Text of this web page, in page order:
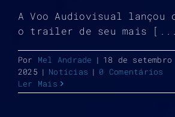
A Voo Audiovisual lançou
o trailer de seu mais
Por Mel Andrade | 18 de setembro
2025 | Notícias | 0 Comentários
Ler Mais